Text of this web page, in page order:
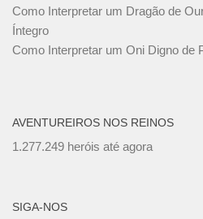
Como Interpretar um Dragão de
Íntegro
Como Interpretar um Oni Digno de
AVENTUREIROS NOS REINOS
1.277.249 heróis até agora
SIGA-NOS